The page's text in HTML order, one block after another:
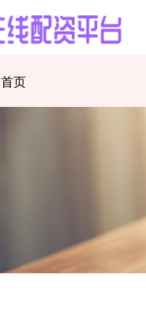
首页